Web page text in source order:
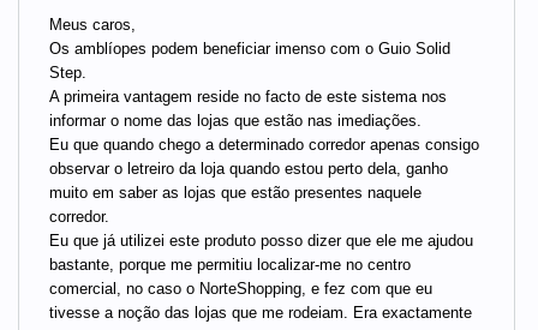
Meus caros,
Os amblíopes podem beneficiar imenso com o Guio Solid
Step.
A primeira vantagem reside no facto de este sistema nos
informar o nome das lojas que estão nas imediações.
Eu que quando chego a determinado corredor apenas consigo
observar o letreiro da loja quando estou perto dela, ganho
muito em saber as lojas que estão presentes naquele
corredor.
Eu que já utilizei este produto posso dizer que ele me ajudou
bastante, porque me permitiu localizar-me no centro
comercial, no caso o NorteShopping, e fez com que eu
tivesse a noção das lojas que me rodeiam. Era exactamente